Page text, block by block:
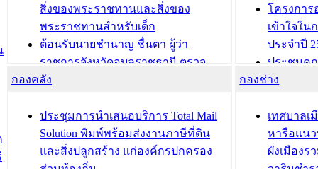
สิ่งของพระราชทานและสิ่งของ
พระราชทานสำหรับเด็ก
ต้อนรับนายชำนาญ ชื่นตา ผู้ว่า
ราชการจังหวัดอุบลราชธานี ตรวจ
ความเรียบร้อยของสถานที่ในการเตรี
องคมนตรี
สำนักทะเบียนท้องถิ่นเทศบาลเมือง
วารินชำราบ ดำเนินการมอบทะเบียน
โครงกา
เข้าใจใน
ประจำปี
ประชุมค
ความเสี่ย
ประชุมที
ชีวา สร้า
ขับเคลื่อน
กองคลัง
ประชุมการนำเสนอบริการ Total Mail
Solution พิมพ์พร้อมส่งงานภาษีที่ดิน
และสิ่งปลูกสร้าง แก่องค์กรปกครอง
กองช่าง
เทศบาลเ
หารือแน
ผังเมืองร